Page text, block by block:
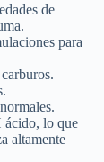
de
para
ácido, lo que
altamente